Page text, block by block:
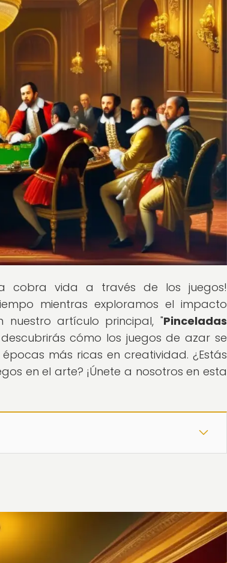
cobra vida a través de los juegos!
mientras exploramos el impacto
artículo principal, "Pinceladas
descubrirás cómo los juegos de azar se
más ricas en creatividad. ¿Estás
en el arte? ¡Únete a nosotros en esta